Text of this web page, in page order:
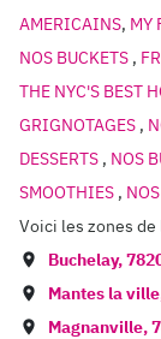
AMERICAINS, MY
NOS BUCKETS ,
THE NYC'S BEST
GRIGNOTAGES ,
DESSERTS , NOS
SMOOTHIES ,
Voici les zones
Buchelay,
Mantes la ville
Magnanville,